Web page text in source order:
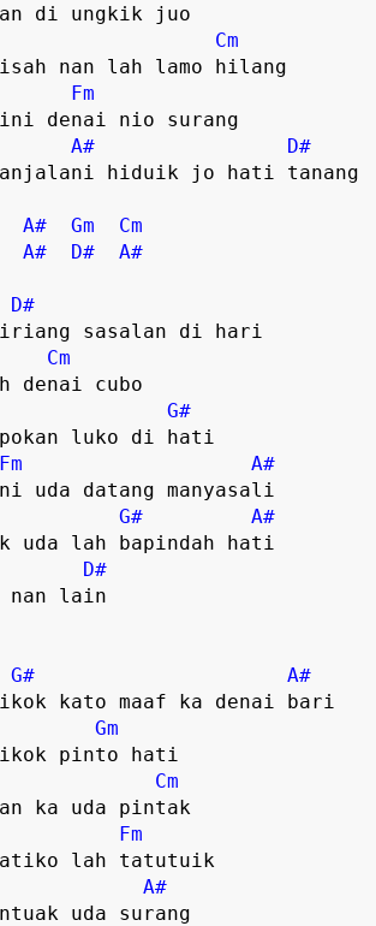
Cm
Fm
A#
D#
A# Gm
Cm
A# D# A#
D#
sasalan di hari
Cm
denai cubo
G#
luko di hati
Fm
A#
uda datang manyasali
G#
A#
uda lah bapindah hati
D#
nan lain
G#
A#
Gm
Cm
Fm
A#